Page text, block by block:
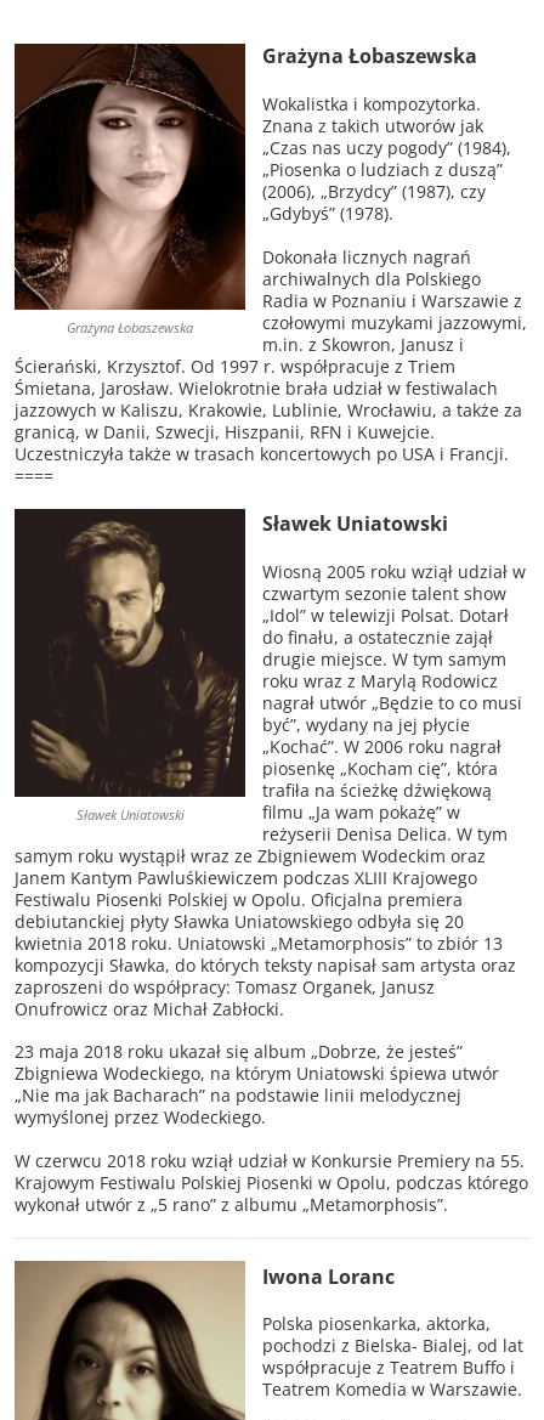
Grażyna Łobaszewska
Grażyna Łobaszewska
Wokalistka i kompozytorka.
Znana z takich utworów jak
„Czas nas uczy pogody” (1984),
„Piosenka o ludziach z duszą”
(2006), „Brzydcy” (1987), czy
„Gdybyś” (1978).
Dokonała licznych nagrań
archiwalnych dla Polskiego
Radia w Poznaniu i Warszawie z
czołowymi muzykami jazzowymi,
m.in. z Skowron, Janusz i
Ścierański, Krzysztof. Od 1997 r. współpracuje z Triem
Śmietana, Jarosław. Wielokrotnie brała udział w festiwalach
jazzowych w Kaliszu, Krakowie, Lublinie, Wrocławiu, a także za
granicą, w Danii, Szwecji, Hiszpanii, RFN i Kuwejcie.
Uczestniczyła także w trasach koncertowych po USA i Francji.
====
Sławek Uniatowski
Sławek Uniatowski
Wiosną 2005 roku wziął udział w
czwartym sezonie talent show
„Idol” w telewizji Polsat. Dotarł
do finału, a ostatecznie zajął
drugie miejsce. W tym samym
roku wraz z Marylą Rodowicz
nagrał utwór „Będzie to co musi
być”, wydany na jej płycie
„Kochać”. W 2006 roku nagrał
piosenkę „Kocham cię”, która
trafiła na ścieżkę dźwiękową
filmu „Ja wam pokażę” w
reżyserii Denisa Delica. W tym
samym roku wystąpił wraz ze Zbigniewem Wodeckim oraz
Janem Kantym Pawluśkiewiczem podczas XLIII Krajowego
Festiwalu Piosenki Polskiej w Opolu. Oficjalna premiera
debiutanckiej płyty Sławka Uniatowskiego odbyła się 20
kwietnia 2018 roku. Uniatowski „Metamorphosis” to zbiór 13
kompozycji Sławka, do których teksty napisał sam artysta oraz
zaproszeni do współpracy: Tomasz Organek, Janusz
Onufrowicz oraz Michał Zabłocki.
23 maja 2018 roku ukazał się album „Dobrze, że jesteś”
Zbigniewa Wodeckiego, na którym Uniatowski śpiewa utwór
„Nie ma jak Bacharach” na podstawie linii melodycznej
wymyślonej przez Wodeckiego.
W czerwcu 2018 roku wziął udział w Konkursie Premiery na 55.
Krajowym Festiwalu Polskiej Piosenki w Opolu, podczas którego
wykonał utwór z „5 rano” z albumu „Metamorphosis”.
Iwona Loranc
Polska piosenkarka, aktorka,
pochodzi z Bielska- Bialej, od lat
współpracuje z Teatrem Buffo i
Teatrem Komedia w Warszawie.